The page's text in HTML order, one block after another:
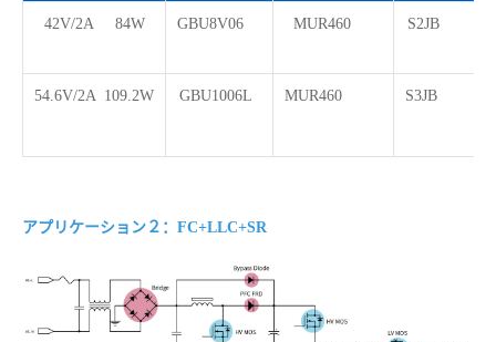
42V/2A 84W GBU8V06 MUR460
54.6V/2A 109.2W GBU1006L MUR460
アプリケーション２：FC+LLC+SR